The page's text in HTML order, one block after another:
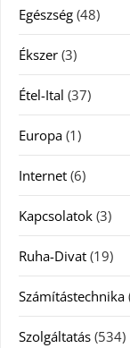
Egészség (48)
Ékszer (3)
Étel-Ital (37)
Europa (1)
Internet (6)
Kapcsolatok (3)
Ruha-Divat (19)
Számítástechnika
Szolgáltatás (534)